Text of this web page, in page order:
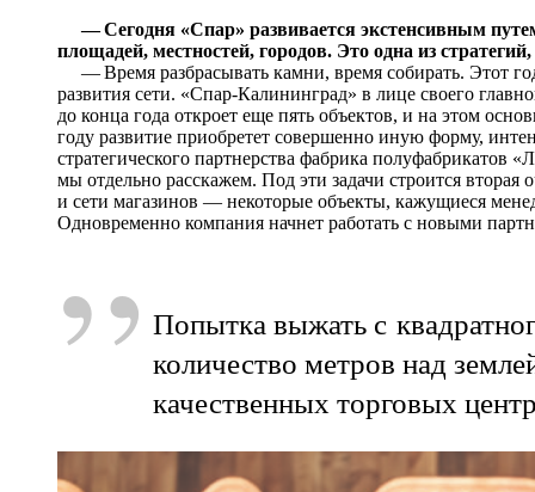
— Сегодня «Спар» развивается экстенсивным
площадей, местностей, городов. Это одна из
— Время разбрасывать камни, время собирать. Этот
развития сети. «Спар-Калининград» в лице своего
до конца года откроет еще пять объектов, и на этом
году развитие приобретет совершенно иную форму,
стратегического партнерства фабрика
мы отдельно расскажем. Под эти задачи строится вторая
и сети магазинов — некоторые объекты, кажущиеся
Одновременно компания начнет работать с новыми
” Попытка выжать с
количество метров над
качественных торговых